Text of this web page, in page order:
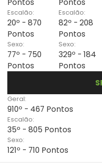
Pontos
Escalão:
20º - 870
Pontos
Sexo:
77º - 750
Pontos
Pontos
Escalão:
82º - 208
Pontos
Sexo:
329º - 184
Pontos
Geral:
910º - 467 Pontos
Escalão:
35º - 805 Pontos
Sexo:
121º - 710 Pontos